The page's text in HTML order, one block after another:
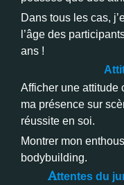
Dans tous les cas,
l’âge des
ans !
Afficher une attitude
ma présence sur
réussite en soi.
Montrer mon
bodybuilding.
Attentes du